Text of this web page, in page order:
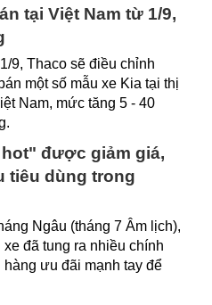
tại Việt Nam từ 1/9,
9, Thaco sẽ điều chỉnh
một số mẫu xe Kia tại thị
Nam, mức tăng 5 - 40
được giảm giá,
tiêu dùng trong
Ngâu (tháng 7 Âm lịch),
xe đã tung ra nhiều chính
hàng ưu đãi mạnh tay để